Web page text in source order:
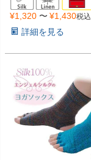
¥1,320 〜 ¥1,430税込
詳細を見る